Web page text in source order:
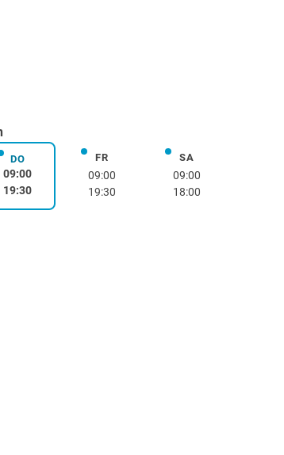
DODonnerstag
09:00
19:30
FRFreitag
09:00
19:30
SASamstag
09:00
18:00